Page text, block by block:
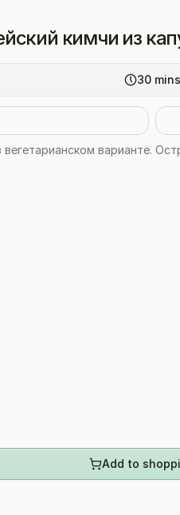
кимчи из
30 mins
варианте.
Add to